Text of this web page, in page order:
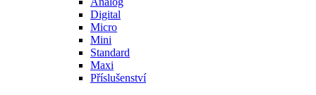
Digital
Micro
Mini
Standard
Maxi
Příslušenství